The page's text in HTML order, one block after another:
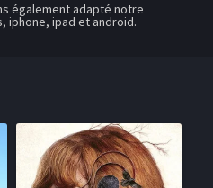
également adapté notre
iphone, ipad et android.